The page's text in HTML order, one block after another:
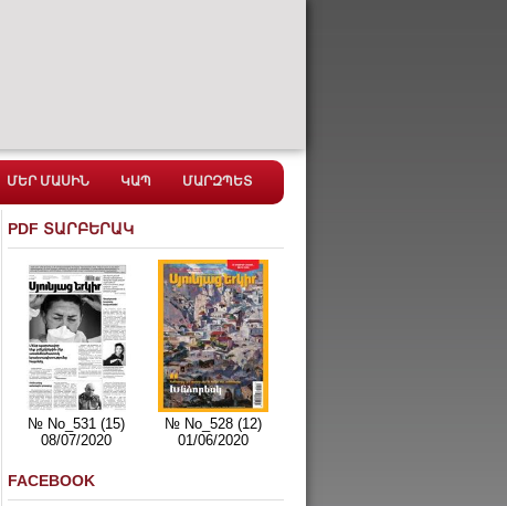
ՄԵՐ ՄԱՍԻՆ ԿԱՊ ՄԱՐԶՊԵՏ
PDF ՏԱՐԲԵՐԱԿ
№ No_531 (15)
08/07/2020
№ No_528 (12)
01/06/2020
FACEBOOK